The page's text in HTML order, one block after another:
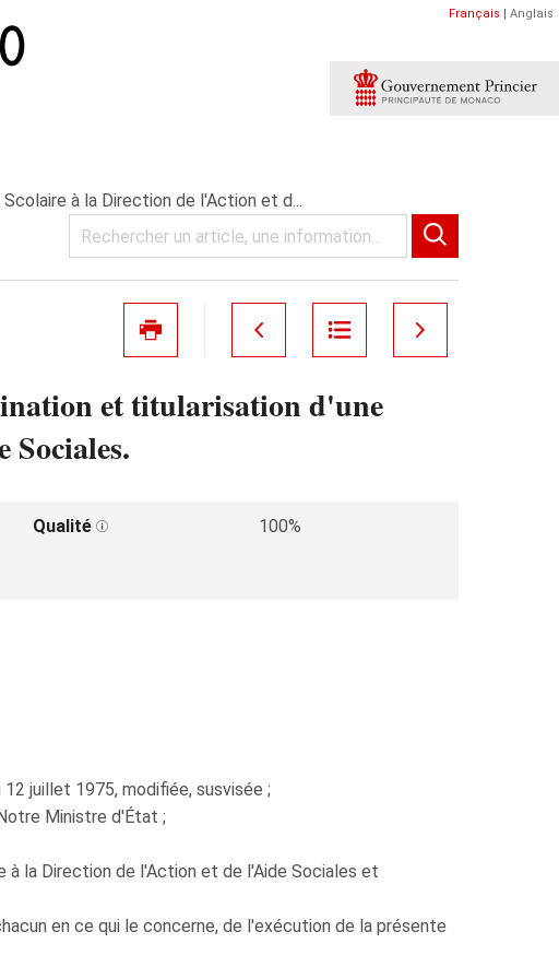
Français | Anglais
à la Direction de l'Action et d...
et titularisation d'une
Qualité
100%
juillet 1975, modifiée, susvisée ;
Ministre d'État ;
à la Direction de l'Action et de l'Aide Sociales et
en ce qui le concerne, de l'exécution de la présente